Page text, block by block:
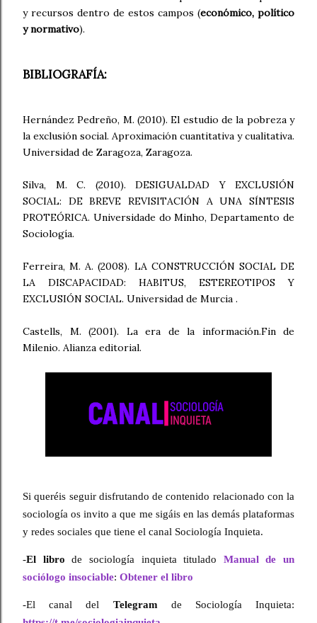
y recursos dentro de estos campos (económico, político
y normativo).
BIBLIOGRAFÍA:
Hernández Pedreño, M. (2010). El estudio de la pobreza y
la exclusión social. Aproximación cuantitativa y cualitativa.
Universidad de Zaragoza, Zaragoza.
Silva, M. C. (2010). DESIGUALDAD Y EXCLUSIÓN
SOCIAL: DE BREVE REVISITACIÓN A UNA SÍNTESIS
PROTEÓRICA. Universidade do Minho, Departamento de
Sociología.
Ferreira, M. A. (2008). LA CONSTRUCCIÓN SOCIAL DE
LA DISCAPACIDAD: HABITUS, ESTEREOTIPOS Y
EXCLUSIÓN SOCIAL. Universidad de Murcia .
Castells, M. (2001). La era de la información.Fin de
Milenio. Alianza editorial.
Si queréis seguir disfrutando de contenido relacionado con la
sociología os invito a que me sigáis en las demás plataformas
y redes sociales que tiene el canal Sociología Inquieta.
-El libro de sociología inquieta titulado Manual de un
sociólogo insociable: Obtener el libro
-El canal del Telegram